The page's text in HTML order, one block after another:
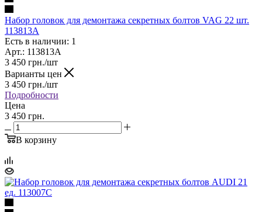
Набор головок для демонтажа секретных болтов VAG 22 шт.
113813A
Есть в наличии: 1
Арт.: 113813A
3 450 грн./шт
Варианты цен
3 450 грн./шт
Подробности
Цена
3 450 грн.
В корзину